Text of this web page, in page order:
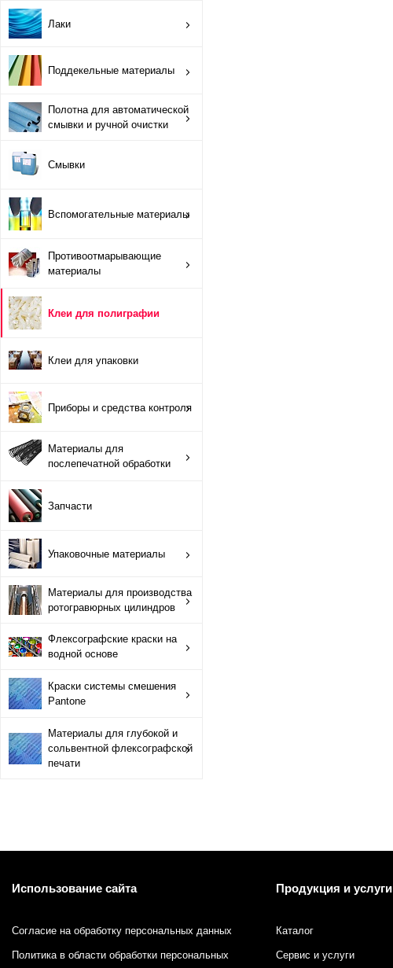
Специализированные краски
Лаки
Поддекельные материалы
Полотна для автоматической смывки и ручной очистки
Вспомогательные материалы
Противоотмарывающие материалы
Клеи для полиграфии
Клеи для упаковки
Приборы и средства контроля
Упаковочные материалы
Материалы для производства ротогравюрных цилиндров
Флексографские краски на водной основе
Краски системы смешения Pantone
Лаки
Поддекельные материалы
Полотна для автоматической
смывки и ручной очистки
Смывки
Вспомогательные материалы
Противоотмарывающие
материалы
Клеи для полиграфии
Клеи для упаковки
Приборы и средства контроля
Материалы для
послепечатной обработки
Запчасти
Упаковочные материалы
Материалы для производства
ротогравюрных цилиндров
Флексографские краски на
водной основе
Краски системы смешения
Pantone
Материалы для глубокой и
сольвентной флексографской
печати
Использование сайта
Согласие на обработку персональных данных
Политика в области обработки персональных
Продукция и услуги
Каталог
Сервис и услуги